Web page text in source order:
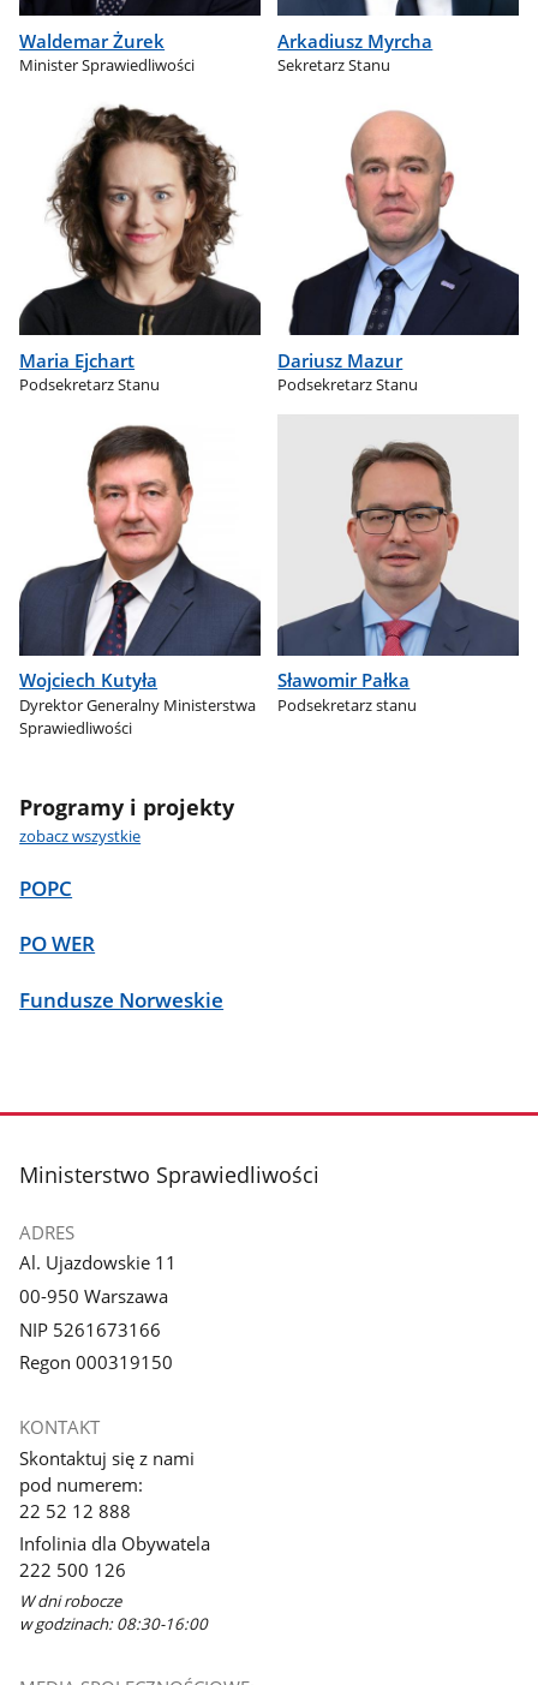
Waldemar Żurek
Minister Sprawiedliwości
Arkadiusz Myrcha
Sekretarz Stanu
Maria Ejchart
Podsekretarz Stanu
Dariusz Mazur
Podsekretarz Stanu
Wojciech Kutyła
Dyrektor Generalny Ministerstwa
Sprawiedliwości
Sławomir Pałka
Podsekretarz stanu
Programy i projekty
zobacz wszystkie
POPC
PO WER
Fundusze Norweskie
stopka
Ministerstwo Sprawiedliwości
ADRES
Al. Ujazdowskie 11
00-950 Warszawa
NIP 5261673166
Regon 000319150
KONTAKT
Skontaktuj się z nami
pod numerem:
22 52 12 888
Infolinia dla Obywatela
222 500 126
W dni robocze
w godzinach: 08:30-16:00